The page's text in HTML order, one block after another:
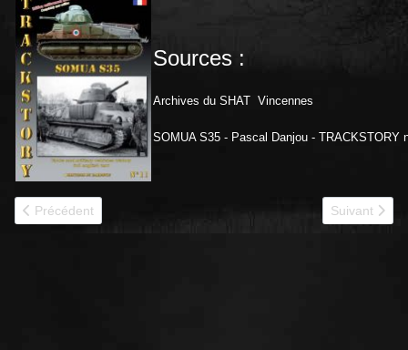
Sources :
Archives du SHAT Vincennes
SOMUA S35 - Pascal Danjou - TRACKSTORY
Article précédent : PANHARD 178
Précédent Article
Suivant